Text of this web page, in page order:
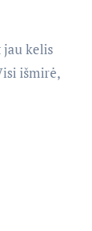
jau kelis
išmirė,